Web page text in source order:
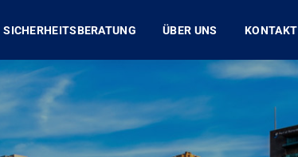
SICHERHEITSBERATUNG ÜBER UNS KONTAKT